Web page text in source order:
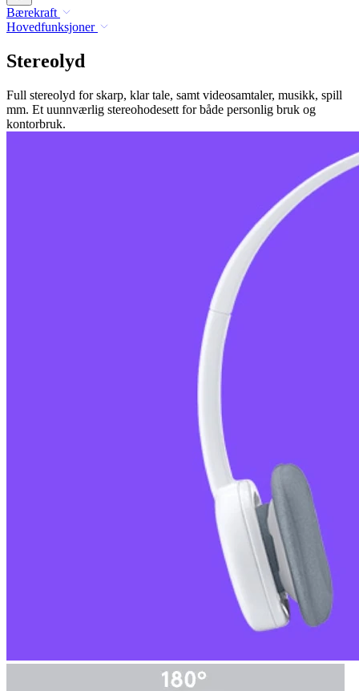
Bærekraft
Hovedfunksjoner
Stereolyd
Full stereolyd for skarp, klar tale, samt videosamtaler, musikk, spill
mm. Et uunnværlig stereohodesett for både personlig bruk og
kontorbruk.